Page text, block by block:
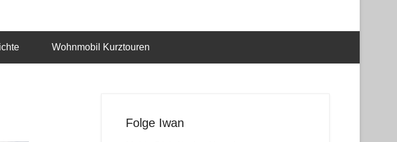
Wohnmobil Kurztouren
Folge Iwan